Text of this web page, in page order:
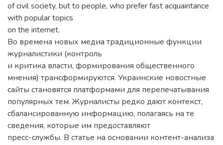
of civil society, but to people, who prefer fast acquaintance
with popular topics
on the internet.
Во времена новых медиа традиционные функции
журналистики (контроль
и критика власти, формирования общественного
мнения) трансформируются. Украинские новостные
сайты становятся платформами для перепечатывания
популярных тем. Журналисты редко дают контекст,
сбалансированную информацию, полагаясь на те
сведения, которые им предоставляют
пресс-службы. В статье на основании контент-анализа